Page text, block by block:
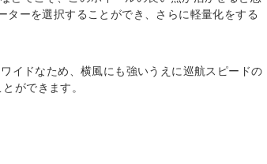
ターを選択することができ、さらに軽量化をする
イドなため、横風にも強いうえに巡航スピードの
ができます。